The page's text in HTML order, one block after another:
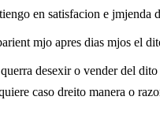
en satisfacion e jmjenda
mjo apres dias mjos el
desexir o vender del
caso dreito manera o